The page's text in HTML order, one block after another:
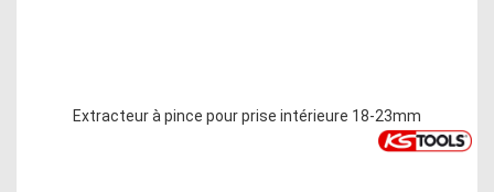
Extracteur à pince pour prise intérieure 18-23mm